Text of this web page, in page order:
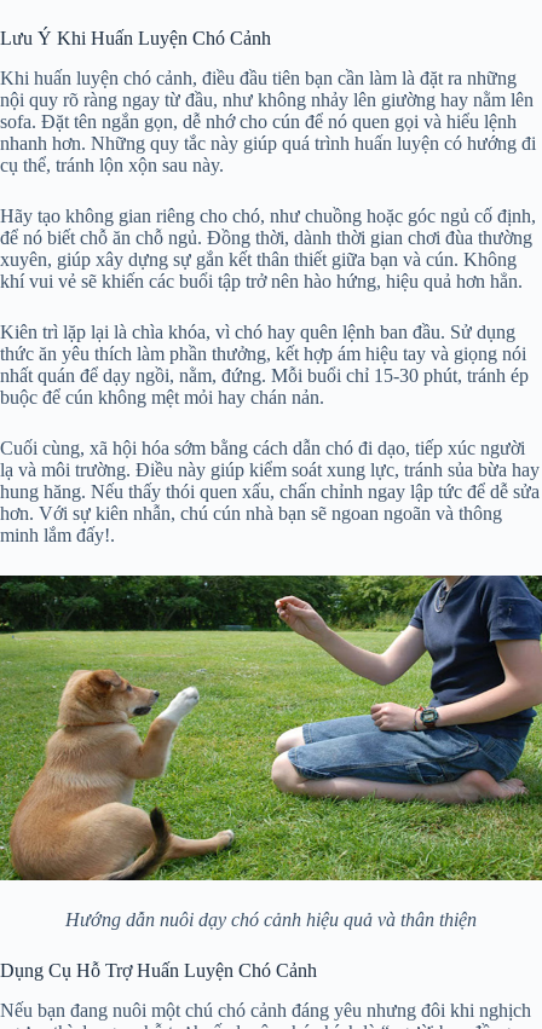
Lưu Ý Khi Huấn Luyện Chó Cảnh
Khi huấn luyện chó cảnh, điều đầu tiên bạn cần làm là đặt ra những
nội quy rõ ràng ngay từ đầu, như không nhảy lên giường hay nằm lên
sofa. Đặt tên ngắn gọn, dễ nhớ cho cún để nó quen gọi và hiểu lệnh
nhanh hơn. Những quy tắc này giúp quá trình huấn luyện có hướng đi
cụ thể, tránh lộn xộn sau này.
Hãy tạo không gian riêng cho chó, như chuồng hoặc góc ngủ cố định,
để nó biết chỗ ăn chỗ ngủ. Đồng thời, dành thời gian chơi đùa thường
xuyên, giúp xây dựng sự gắn kết thân thiết giữa bạn và cún. Không
khí vui vẻ sẽ khiến các buổi tập trở nên hào hứng, hiệu quả hơn hẳn.
Kiên trì lặp lại là chìa khóa, vì chó hay quên lệnh ban đầu. Sử dụng
thức ăn yêu thích làm phần thưởng, kết hợp ám hiệu tay và giọng nói
nhất quán để dạy ngồi, nằm, đứng. Mỗi buổi chỉ 15-30 phút, tránh ép
buộc để cún không mệt mỏi hay chán nản.
Cuối cùng, xã hội hóa sớm bằng cách dẫn chó đi dạo, tiếp xúc người
lạ và môi trường. Điều này giúp kiểm soát xung lực, tránh sủa bừa hay
hung hăng. Nếu thấy thói quen xấu, chấn chỉnh ngay lập tức để dễ sửa
hơn. Với sự kiên nhẫn, chú cún nhà bạn sẽ ngoan ngoãn và thông
minh lắm đấy!.
Hướng dẫn nuôi dạy chó cảnh hiệu quả và thân thiện
Dụng Cụ Hỗ Trợ Huấn Luyện Chó Cảnh
Nếu bạn đang nuôi một chú chó cảnh đáng yêu nhưng đôi khi nghịch